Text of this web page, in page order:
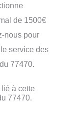
de 1500€
nous pour
service des
77470.
à cette
77470.